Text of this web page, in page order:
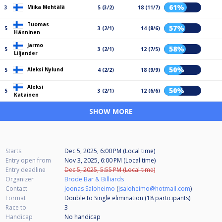
3 Miika Mehtälä 5 (3/2) 18 (11/7) 61%
5
Tuomas
Hänninen
3 (2/1) 14 (8/6) 57%
5
Jarmo
Liljander
3 (2/1) 12 (7/5) 58%
5 Aleksi Nylund 4 (2/2) 18 (9/9) 50%
5
Aleksi
Katainen
3 (2/1) 12 (6/6) 50%
SHOW MORE
Starts
Dec 5, 2025, 6:00 PM (Local time)
Entry open from
Nov 3, 2025, 6:00 PM (Local time)
Entry deadline
Dec 5, 2025, 5:55 PM (Local time)
Organizer
Brode Bar & Billiards
Contact
Joonas Saloheimo (jsaloheimo@hotmail.com)
Format
Double to Single elimination (18 participants)
Race to
3
Handicap
No handicap